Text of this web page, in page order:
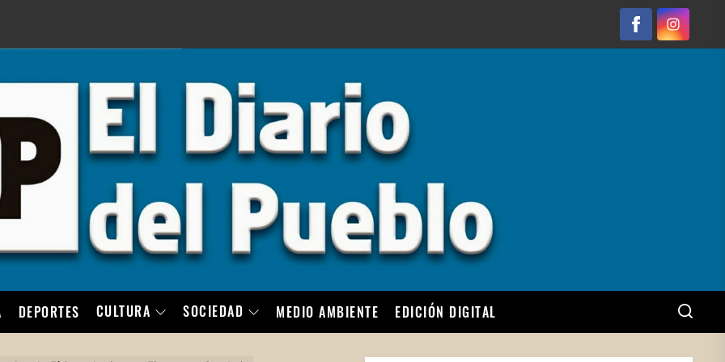
FacebookInstagram
DEPORTES CULTURA SOCIEDAD MEDIO AMBIENTE EDICIÓN DIGITAL